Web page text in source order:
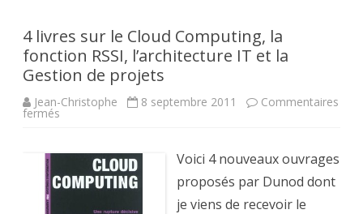
4 livres sur le Cloud Computing, la
fonction RSSI, l’architecture IT et la
Gestion de projets
Jean-Christophe 8 septembre 2011 Commentaires
fermés
le
Computing,
la
Voici 4 nouveaux ouvrages
proposés par Dunod dont
je viens de recevoir le